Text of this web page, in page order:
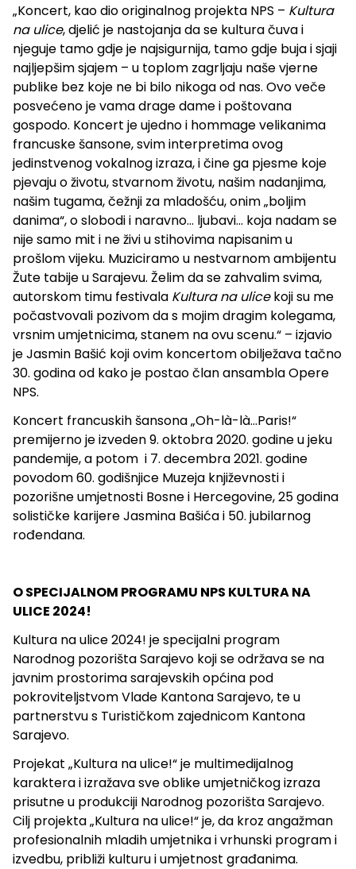
„Koncert, kao dio originalnog projekta NPS – Kultura
na ulice, djelić je nastojanja da se kultura čuva i
njeguje tamo gdje je najsigurnija, tamo gdje buja i sjaji
najljepšim sjajem – u toplom zagrljaju naše vjerne
publike bez koje ne bi bilo nikoga od nas. Ovo veče
posvećeno je vama drage dame i poštovana
gospodo. Koncert je ujedno i hommage velikanima
francuske šansone, svim interpretima ovog
jedinstvenog vokalnog izraza, i čine ga pjesme koje
pjevaju o životu, stvarnom životu, našim nadanjima,
našim tugama, čežnji za mladošću, onim „boljim
danima“, o slobodi i naravno... ljubavi... koja nadam se
nije samo mit i ne živi u stihovima napisanim u
prošlom vijeku. Muziciramo u nestvarnom ambijentu
Žute tabije u Sarajevu. Želim da se zahvalim svima,
autorskom timu festivala Kultura na ulicekoji su me
počastvovali pozivom da s mojim dragim kolegama,
vrsnim umjetnicima, stanem na ovu scenu.“ – izjavio
je Jasmin Bašić koji ovim koncertom obilježava tačno
30. godina od kako je postao član ansambla Opere
NPS.
Koncert francuskih šansona „Oh-là-là...Paris!“
premijerno je izveden 9. oktobra 2020. godine u jeku
pandemije, a potom i 7. decembra 2021. godine
povodom 60. godišnjice Muzeja književnosti i
pozorišne umjetnosti Bosne i Hercegovine, 25 godina
solističke karijere Jasmina Bašića i 50. jubilarnog
rođendana.
O SPECIJALNOM PROGRAMU NPS KULTURA NA
ULICE 2024!
Kultura na ulice 2024! je specijalni program
Narodnog pozorišta Sarajevo koji se održava se na
javnim prostorima sarajevskih općina pod
pokroviteljstvom Vlade Kantona Sarajevo, te u
partnerstvu s Turističkom zajednicom Kantona
Sarajevo.
Projekat „Kultura na ulice!“ je multimedijalnog
karaktera i izražava sve oblike umjetničkog izraza
prisutne u produkciji Narodnog pozorišta Sarajevo.
Cilj projekta „Kultura na ulice!“ je, da kroz angažman
profesionalnih mladih umjetnika i vrhunski program i
izvedbu, približi kulturu i umjetnost građanima.